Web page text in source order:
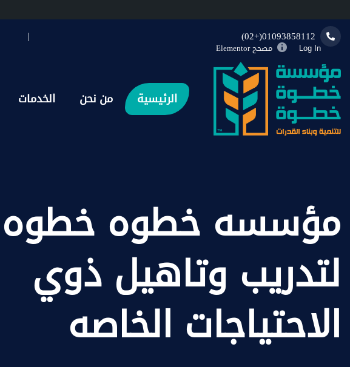
01093858112(+02)
الرئيسية من نحن الخدمات
مؤسسه خطوه خطوه
لتدريب وتاهيل ذوي
الاحتياجات الخاصه
Log In مصحح Elementor